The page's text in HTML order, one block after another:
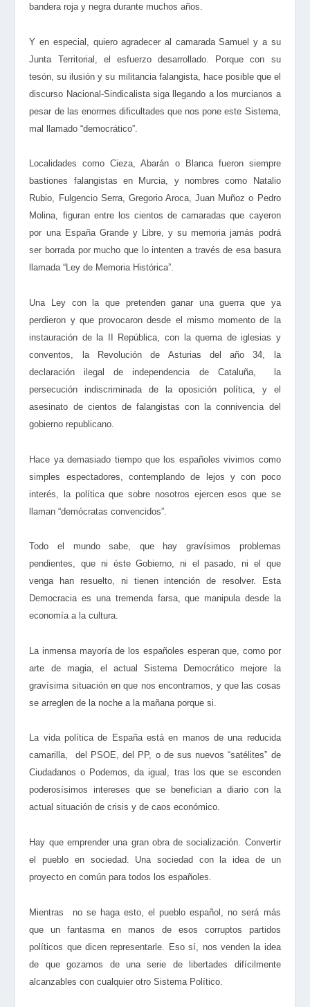
bandera roja y negra durante muchos años.
Y en especial, quiero agradecer al camarada Samuel y a su
Junta Territorial, el esfuerzo desarrollado. Porque con su
tesón, su ilusión y su militancia falangista, hace posible que el
discurso Nacional-Sindicalista siga llegando a los murcianos a
pesar de las enormes dificultades que nos pone este Sistema,
mal llamado “democrático”.
Localidades como Cieza, Abarán o Blanca fueron siempre
bastiones falangistas en Murcia, y nombres como Natalio
Rubio, Fulgencio Serra, Gregorio Aroca, Juan Muñoz o Pedro
Molina, figuran entre los cientos de camaradas que cayeron
por una España Grande y Libre, y su memoria jamás podrá
ser borrada por mucho que lo intenten a través de esa basura
llamada “Ley de Memoria Histórica”.
Una Ley con la que pretenden ganar una guerra que ya
perdieron y que provocaron desde el mismo momento de la
instauración de la II República, con la quema de iglesias y
conventos, la Revolución de Asturias del año 34, la
declaración ilegal de independencia de Cataluña, la
persecución indiscriminada de la oposición política, y el
asesinato de cientos de falangistas con la connivencia del
gobierno republicano.
Hace ya demasiado tiempo que los españoles vivimos como
simples espectadores, contemplando de lejos y con poco
interés, la política que sobre nosotros ejercen esos que se
llaman “demócratas convencidos”.
Todo el mundo sabe, que hay gravísimos problemas
pendientes, que ni éste Gobierno, ni el pasado, ni el que
venga han resuelto, ni tienen intención de resolver. Esta
Democracia es una tremenda farsa, que manipula desde la
economía a la cultura.
La inmensa mayoría de los españoles esperan que, como por
arte de magia, el actual Sistema Democrático mejore la
gravísima situación en que nos encontramos, y que las cosas
se arreglen de la noche a la mañana porque si.
La vida política de España está en manos de una reducida
camarilla, del PSOE, del PP, o de sus nuevos “satélites” de
Ciudadanos o Podemos, da igual, tras los que se esconden
poderosísimos intereses que se benefician a diario con la
actual situación de crisis y de caos económico.
Hay que emprender una gran obra de socialización. Convertir
el pueblo en sociedad. Una sociedad con la idea de un
proyecto en común para todos los españoles.
Mientras no se haga esto, el pueblo español, no será más
que un fantasma en manos de esos corruptos partidos
políticos que dicen representarle. Eso sí, nos venden la idea
de que gozamos de una serie de libertades difícilmente
alcanzables con cualquier otro Sistema Político.